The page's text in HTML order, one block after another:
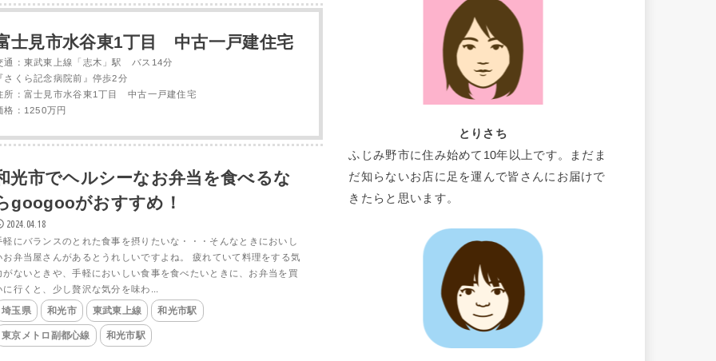
士見市水谷東1丁目 中古一戸建住宅
通：東武東上線「志木」駅 バス14分
さくら記念病院前』停歩2分
所：富士見市水谷東1丁目 中古一戸建住宅
格：1250万円
光市でヘルシーなお弁当を食べるな
googooがおすすめ！
2024.04.18
軽にバランスのとれた食事を摂りたいな・・・そんなときにおいし
お弁当屋さんがあるとうれしいですよね。 疲れていて料理をする気
がないときや、手軽においしい食事を食べたいときに、お弁当を買
に行くと、少し贅沢な気分を味わ...
埼玉県 和光市 東武東上線 和光市駅
東京メトロ副都心線 和光市駅
とりさち
ふじみ野市に住み始めて10年以上です。まだま
だ知らないお店に足を運んで皆さんにお届けで
きたらと思います。